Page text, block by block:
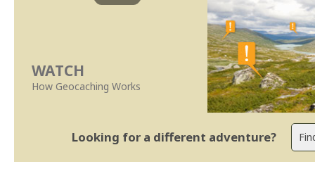
WATCH
How Geocaching Works
Looking for a different adventure?